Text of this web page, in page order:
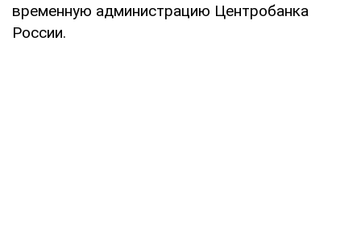
временную администрацию Центробанка
России.